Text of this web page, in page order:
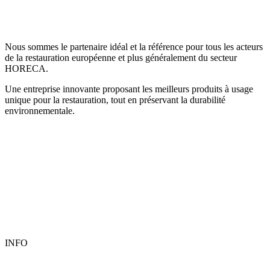
Nous sommes le partenaire idéal et la référence pour tous les acteurs
de la restauration européenne et plus généralement du secteur
HORECA.
Une entreprise innovante proposant les meilleurs produits à usage
unique pour la restauration, tout en préservant la durabilité
environnementale.
INFO